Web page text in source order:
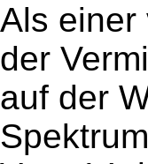
Als einer
der
auf der